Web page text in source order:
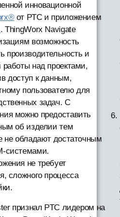
инновационной
от PTC и приложением
. ThingWorx Navigate
возможность
производительность и
работы над проектами,
доступ к данным,
пользователю для
задач. С
можно предоставить
об изделии тем
не обладают достаточным
системами.
не требует
сложного процесса
признал PTC лидером на